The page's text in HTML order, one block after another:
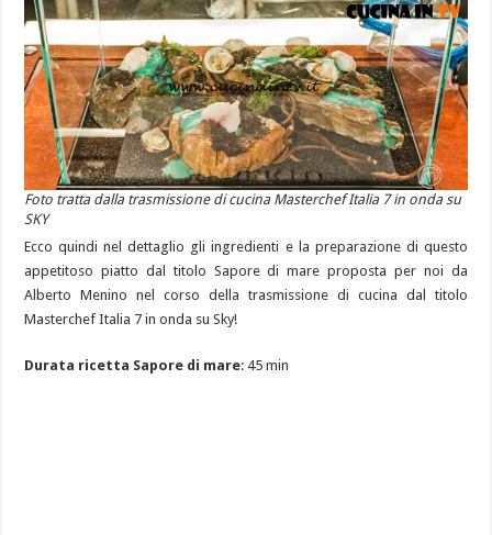
Foto tratta dalla trasmissione di cucina Masterchef Italia 7 in onda su
SKY
Ecco quindi nel dettaglio gli ingredienti e la preparazione di questo
appetitoso piatto dal titolo Sapore di mare proposta per noi da
Alberto Menino nel corso della trasmissione di cucina dal titolo
Masterchef Italia 7 in onda su Sky!
Durata ricetta Sapore di mare: 45 min